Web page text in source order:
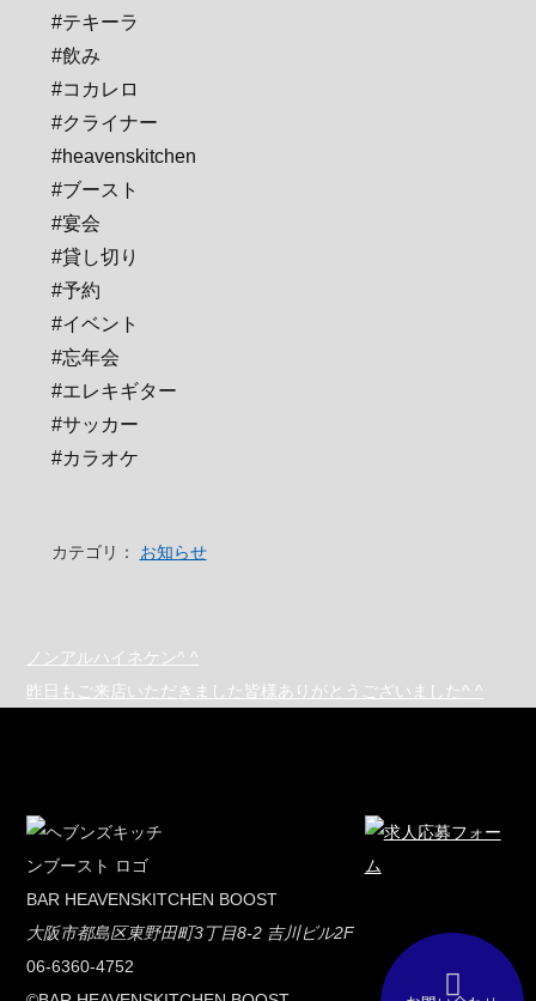
#テキーラ
#飲み
#コカレロ
#クライナー
#heavenskitchen
#ブースト
#宴会
#貸し切り
#予約
#イベント
#忘年会
#エレキギター
#サッカー
#カラオケ
カテゴリ： お知らせ
ノンアルハイネケン^ ^
昨日もご来店いただきました皆様ありがとうございました^ ^
BAR HEAVENSKITCHEN BOOST
大阪市都島区東野田町3丁目8-2 吉川ビル2F
06-6360-4752